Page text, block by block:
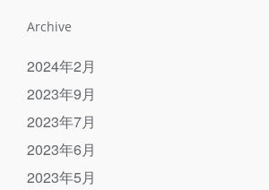
Archive
2024年2月
2023年9月
2023年7月
2023年6月
2023年5月